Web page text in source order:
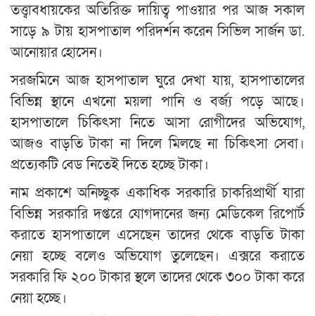
তত্ত্বাবধায়কের অতিরিক্ত দায়িত্ব পাওয়ার পর আজ সকাল
সাড়ে ৯ টায় হাসপাতাল পরিদর্শন করেন সিভিল সার্জন ডা.
আনোয়ার হোসেন।
সরজমিনে আজ হাসপাতাল ঘুরে দেখা যায়, হাসপাতালের
বিভিন্ন স্থানে এখনো ময়লা পানি ও বর্জ্য পড়ে আছে।
হাসপাতালে চিকিৎসা নিতে আসা রোগীদের অভিযোগ,
আজও বাড়তি টাকা না দিলে মিলছে না চিকিৎসা সেবা।
প্রত্যেকটি বেড নিতেই দিতে হচ্ছে টাকা।
নাম প্রকাশে অনিচ্ছুক একাধিক সরকারি চাকরিপ্রার্থী যারা
বিভিন্ন সরকারি দপ্তরে যোগদানের জন্য মেডিকেল রিপোর্ট
করাতে হাসপাতালে এসেছেন তাদের থেকে বাড়তি টাকা
নেয়া হচ্ছে বলেও অভিযোগ তুলেছেন। এক্সরে করাতে
সরকারি ফি ২০০ টাকার স্থলে তাদের থেকে ৩০০ টাকা করে
নেয়া হচ্ছে।